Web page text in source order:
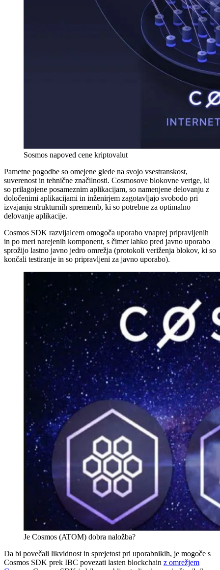
Sosmos napoved cene kriptovalut
Pametne pogodbe so omejene glede na svojo vsestranskost,
suverenost in tehnične značilnosti. Cosmosove blokovne verige, ki
so prilagojene posameznim aplikacijam, so namenjene delovanju z
določenimi aplikacijami in inženirjem zagotavljajo svobodo pri
izvajanju strukturnih sprememb, ki so potrebne za optimalno
delovanje aplikacije.
Cosmos SDK razvijalcem omogoča uporabo vnaprej pripravljenih
in po meri narejenih komponent, s čimer lahko pred javno uporabo
sprožijo lastno javno jedro omrežja (protokoli veriženja blokov, ki so
končali testiranje in so pripravljeni za javno uporabo).
Je Cosmos (ATOM) dobra naložba?
Da bi povečali likvidnost in sprejetost pri uporabnikih, je mogoče s
Cosmos SDK prek IBC povezati lasten blockchain z omrežjem